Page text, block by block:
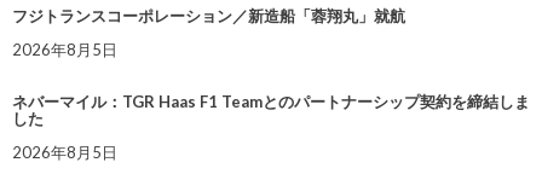
フジトランスコーポレーション／新造船「蓉翔丸」就航
2026年8月5日
ネバーマイル：TGR Haas F1 Teamとのパートナーシップ契約を締結しま
した
2026年8月5日